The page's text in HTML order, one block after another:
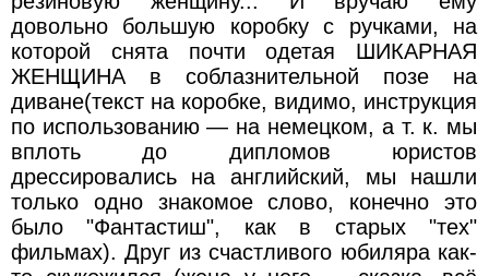
довольно большую коробку с ручками, на
которой снята почти одетая ШИКАРНАЯ
ЖЕНЩИНА в соблазнительной позе на
диване(текст на коробке, видимо, инструкция
по использованию — на немецком, а т. к. мы
вплоть до дипломов юристов
дрессировались на английский, мы нашли
только одно знакомое слово, конечно это
было "Фантастиш", как в старых "тех"
фильмах). Друг из счастливого юбиляра как-